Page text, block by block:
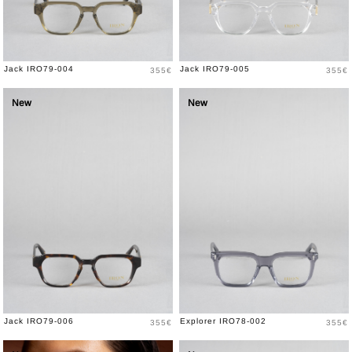
Jack IRO79-004 Prix
355€ Jack IRO79-005 Prix
355€
New
Jack IRO79-006 Prix
355€
New
Explorer IRO78-002 Prix
355€